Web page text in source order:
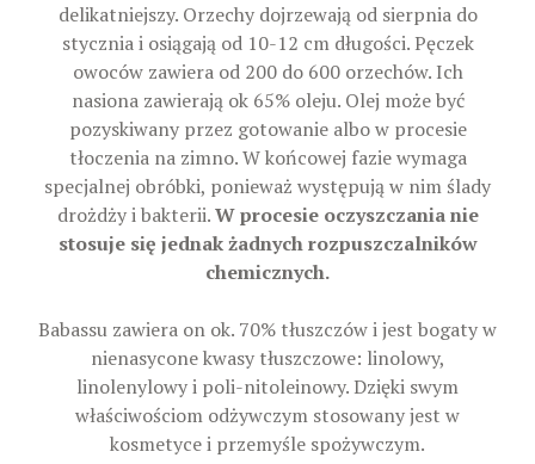
delikatniejszy. Orzechy dojrzewają od sierpnia do
stycznia i osiągają od 10-12 cm długości. Pęczek
owoców zawiera od 200 do 600 orzechów. Ich
nasiona zawierają ok 65% oleju. Olej może być
pozyskiwany przez gotowanie albo w procesie
tłoczenia na zimno. W końcowej fazie wymaga
specjalnej obróbki, ponieważ występują w nim ślady
drożdży i bakterii.W procesie oczyszczania nie
stosuje się jednak żadnych rozpuszczalników
chemicznych.
Babassu zawiera on ok. 70% tłuszczów i jest bogaty w
nienasycone kwasy tłuszczowe: linolowy,
linolenylowy i poli-nitoleinowy. Dzięki swym
właściwościom odżywczym stosowany jest w
kosmetyce i przemyśle spożywczym.